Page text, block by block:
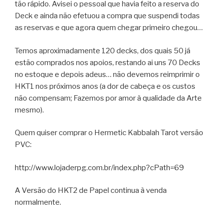
tão rápido. Avisei o pessoal que havia feito a reserva do
Deck e ainda não efetuou a compra que suspendi todas
as reservas e que agora quem chegar primeiro chegou…
Temos aproximadamente 120 decks, dos quais 50 já
estão comprados nos apoios, restando ai uns 70 Decks
no estoque e depois adeus… não devemos reimprimir o
HKT1 nos próximos anos (a dor de cabeça e os custos
não compensam; Fazemos por amor à qualidade da Arte
mesmo).
Quem quiser comprar o Hermetic Kabbalah Tarot versão
PVC:
http://www.lojaderpg.com.br/index.php?cPath=69
A Versão do HKT2 de Papel continua à venda
normalmente.